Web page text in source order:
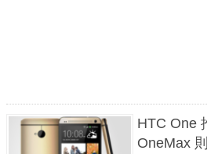
HTC One
OneMax